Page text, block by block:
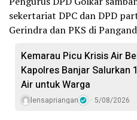
sekertariat DPC dan DPD
Gerindra dan PKS di
Kemarau Picu Krisis Air
Kapolres Banjar Salurkan
Air untuk Warga
lensapriangan 5/08/2026